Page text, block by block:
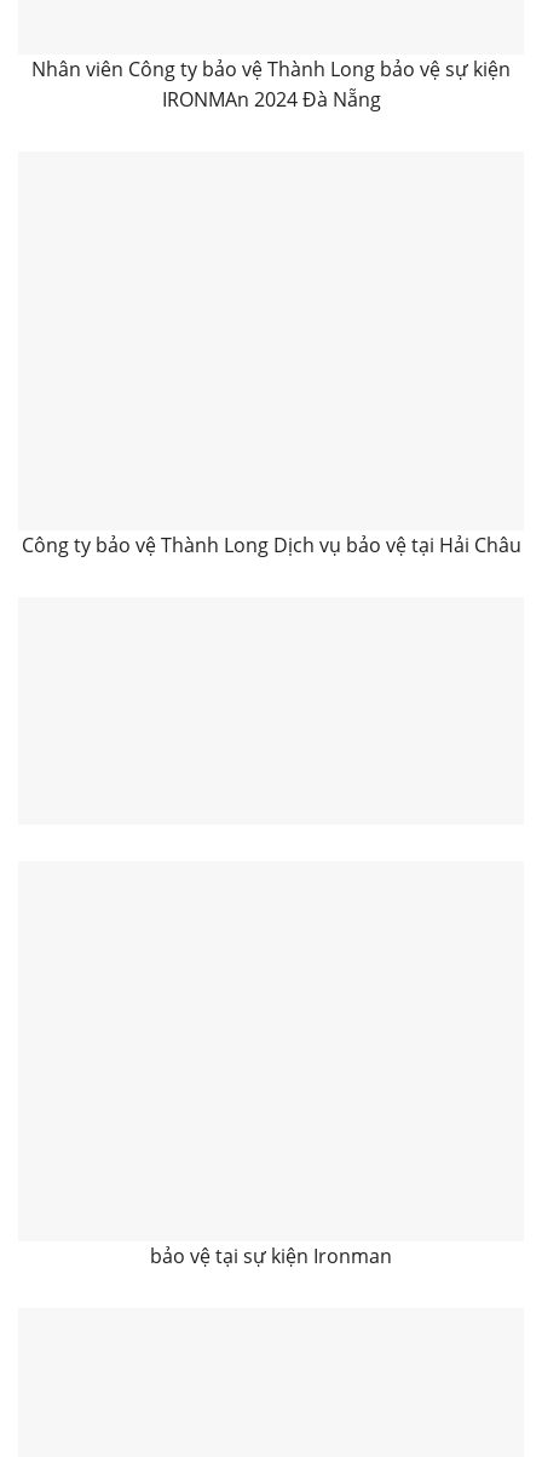
Nhân viên Công ty bảo vệ Thành Long bảo vệ sự kiện
IRONMAn 2024 Đà Nẵng
Công ty bảo vệ Thành Long Dịch vụ bảo vệ tại Hải Châu
bảo vệ tại sự kiện Ironman